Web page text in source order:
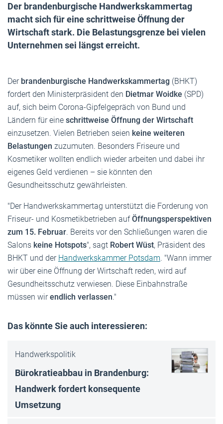
Der brandenburgische Handwerkskammertag
macht sich für eine schrittweise Öffnung der
Wirtschaft stark. Die Belastungsgrenze bei vielen
Unternehmen sei längst erreicht.
Der brandenburgische Handwerkskammertag (BHKT)
fordert den Ministerpräsident den Dietmar Woidke (SPD)
auf, sich beim Corona-Gipfelgepräch von Bund und
Ländern für eine schrittweise Öffnung der Wirtschaft
einzusetzen. Vielen Betrieben seien keine weiteren
Belastungen zuzumuten. Besonders Friseure und
Kosmetiker wollten endlich wieder arbeiten und dabei ihr
eigenes Geld verdienen – sie könnten den
Gesundheitsschutz gewährleisten.
"Der Handwerkskammertag unterstützt die Forderung von
Friseur- und Kosmetikbetrieben aufÖffnungsperspektiven
zum 15. Februar. Bereits vor den Schließungen waren die
Salons keine Hotspots", sagt Robert Wüst, Präsident des
BHKT und der Handwerkskammer Potsdam. "Wann immer
wir über eine Öffnung der Wirtschaft reden, wird auf
Gesundheitsschutz verwiesen. Diese Einbahnstraße
müssen wirendlich verlassen."
Das könnte Sie auch interessieren:
Handwerkspolitik
Bürokratieabbau in Brandenburg:
Handwerk fordert konsequente
Umsetzung